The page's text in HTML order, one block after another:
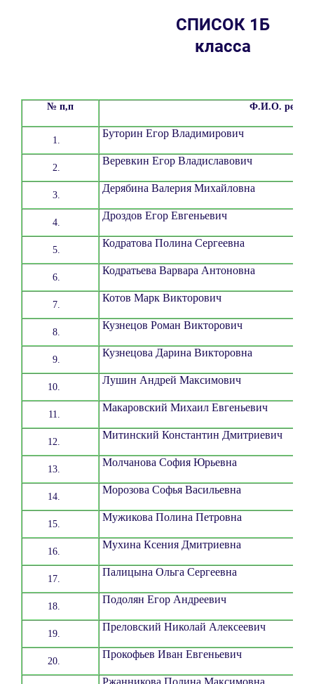
СПИСОК 1Б
класса
№ п,п Ф.И.О.
Буторин Егор Владимирович
Веревкин Егор Владиславович
Дерябина Валерия Михайловна
Дроздов Егор Евгеньевич
Кодратова Полина Сергеевна
Кодратьева Варвара Антоновна
Котов Марк Викторович
Кузнецов Роман Викторович
Кузнецова Дарина Викторовна
Лушин Андрей Максимович
Макаровский Михаил Евгеньевич
Митинский Константин Дмитриевич
Молчанова София Юрьевна
Морозова Софья Васильевна
Мужикова Полина Петровна
Мухина Ксения Дмитриевна
Палицына Ольга Сергеевна
Подолян Егор Андреевич
Преловский Николай Алексеевич
Прокофьев Иван Евгеньевич